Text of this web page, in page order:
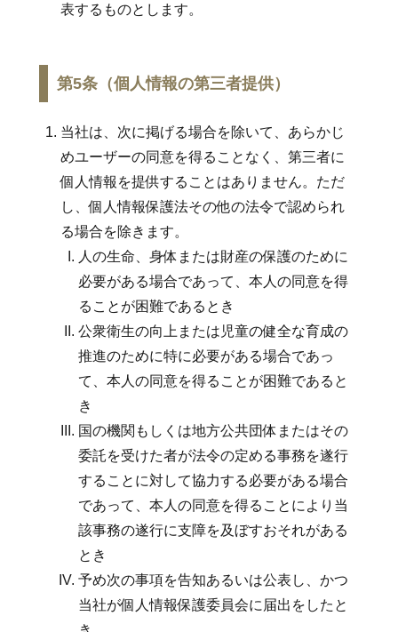
表するものとします。
第5条（個人情報の第三者提供）
当社は、次に掲げる場合を除いて、あらかじ
めユーザーの同意を得ることなく、第三者に
個人情報を提供することはありません。ただ
し、個人情報保護法その他の法令で認められ
る場合を除きます。
人の生命、身体または財産の保護のために
必要がある場合であって、本人の同意を得
ることが困難であるとき
公衆衛生の向上または児童の健全な育成の
推進のために特に必要がある場合であっ
て、本人の同意を得ることが困難であると
き
国の機関もしくは地方公共団体またはその
委託を受けた者が法令の定める事務を遂行
することに対して協力する必要がある場合
であって、本人の同意を得ることにより当
該事務の遂行に支障を及ぼすおそれがある
とき
予め次の事項を告知あるいは公表し、かつ
当社が個人情報保護委員会に届出をしたと